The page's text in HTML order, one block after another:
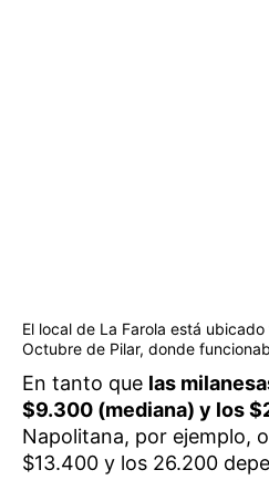
El local de La Farola está
Octubre de Pilar, donde
En tanto que las
$9.300 (mediana) y los
Napolitana, por ejemplo,
$13.400 y los 26.200